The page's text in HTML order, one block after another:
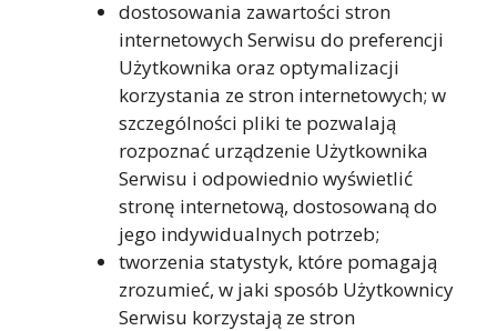
dostosowania zawartości stron
internetowych Serwisu do preferencji
Użytkownika oraz optymalizacji
korzystania ze stron internetowych; w
szczególności pliki te pozwalają
rozpoznać urządzenie Użytkownika
Serwisu i odpowiednio wyświetlić
stronę internetową, dostosowaną do
jego indywidualnych potrzeb;
tworzenia statystyk, które pomagają
zrozumieć, w jaki sposób Użytkownicy
Serwisu korzystają ze stron